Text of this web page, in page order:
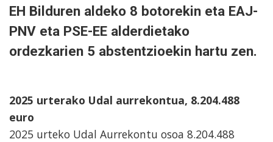
EH Bilduren aldeko 8 botorekin eta EAJ-
PNV eta PSE-EE alderdietako
ordezkarien 5 abstentzioekin hartu zen.
2025 urterako Udal aurrekontua, 8.204.488
euro
2025 urteko Udal Aurrekontu osoa 8.204.488